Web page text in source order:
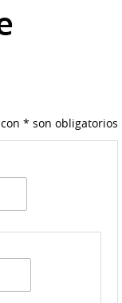
* son obligatorios